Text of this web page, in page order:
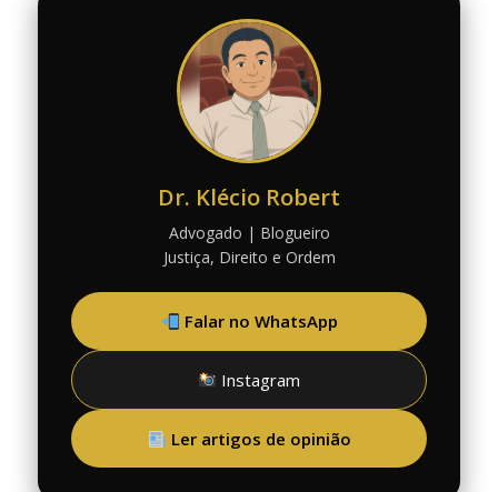
Dr. Klécio Robert
Advogado | Blogueiro
Justiça, Direito e Ordem
Falar no WhatsApp
Instagram
Ler artigos de opinião